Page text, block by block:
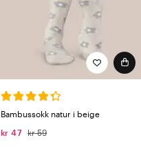
Bambussokk natur i beige
kr 47 kr 59